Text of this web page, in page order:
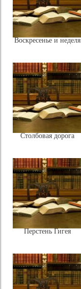
Воскресенье и неделя
Столбовая дорога
Перстень Гигея